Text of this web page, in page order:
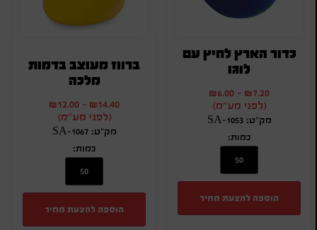
כדור הארץ לחיץ עם
לוגו
₪7.20
-
₪6.00
(לפני מע"מ)
מק"ט: SA-1053
כמות:
הוספה להצעת מחיר
ברווז מעוצב בדמות
מלכה
₪14.40
-
₪12.00
(לפני מע"מ)
מק"ט: SA-1067
כמות:
הוספה להצעת מחיר